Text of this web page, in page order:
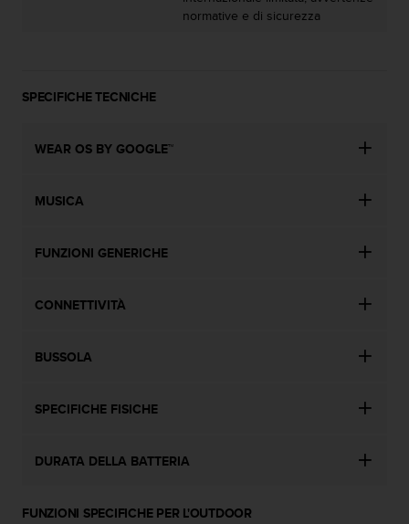
normative e di sicurezza
SPECIFICHE TECNICHE
WEAR OS BY GOOGLE™
MUSICA
FUNZIONI GENERICHE
CONNETTIVITÀ
BUSSOLA
SPECIFICHE FISICHE
DURATA DELLA BATTERIA
FUNZIONI SPECIFICHE PER L'OUTDOOR